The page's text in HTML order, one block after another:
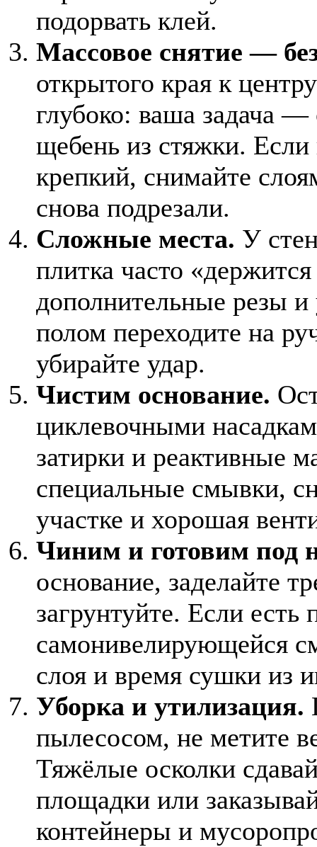
подорвать клей.
Массовое снятие —
открытого края к
глубоко: ваша задача —
щебень из стяжки. Если
крепкий, снимайте
снова подрезали.
Сложные места. У
плитка часто
дополнительные резы
полом переходите на
убирайте удар.
Чистим основание.
циклевочными
затирки и реактивные
специальные смывки,
участке и хорошая
Чиним и готовим под
основание, заделайте
загрунтуйте. Если
самонивелирующейся
слоя и время сушки из
Уборка и утилизация.
пылесосом, не метите
Тяжёлые осколки
площадки или
контейнеры и